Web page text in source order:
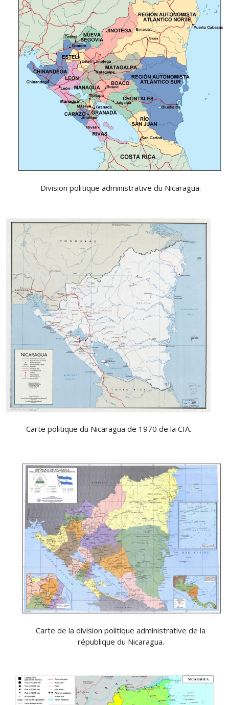
Division politique administrative du Nicaragua.
Carte politique du Nicaragua de 1970 de la CIA.
Carte de la division politique administrative de la
république du Nicaragua.